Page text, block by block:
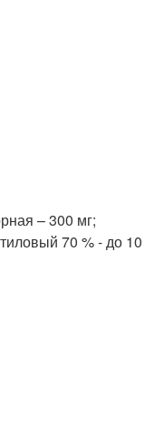
– 300 мг;
70 % - до 10